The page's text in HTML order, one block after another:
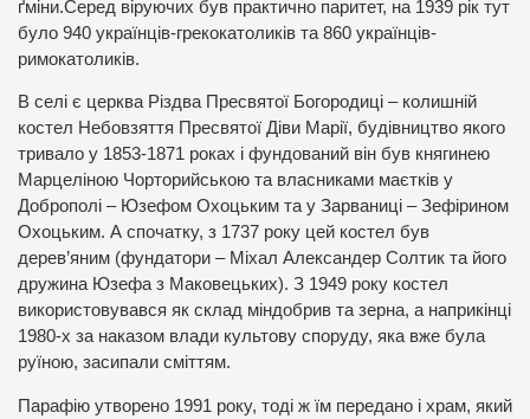
ґміни.Серед віруючих був практично паритет, на 1939 рік тут
було 940 українців-грекокатоликів та 860 українців-
римокатоликів.
В селі є церква Різдва Пресвятої Богородиці – колишній
костел Небовзяття Пресвятої Діви Марії, будівництво якого
тривало у 1853-1871 роках і фундований він був княгинею
Марцеліною Чорторийською та власниками маєтків у
Доброполі – Юзефом Охоцьким та у Зарваниці – Зефірином
Охоцьким. А спочатку, з 1737 року цей костел був
дерев’яним (фундатори – Міхал Александер Солтик та його
дружина Юзефа з Маковецьких). З 1949 року костел
використовувався як склад міндобрив та зерна, а наприкінці
1980-х за наказом влади культову споруду, яка вже була
руїною, засипали сміттям.
Парафію утворено 1991 року, тоді ж їм передано і храм, який